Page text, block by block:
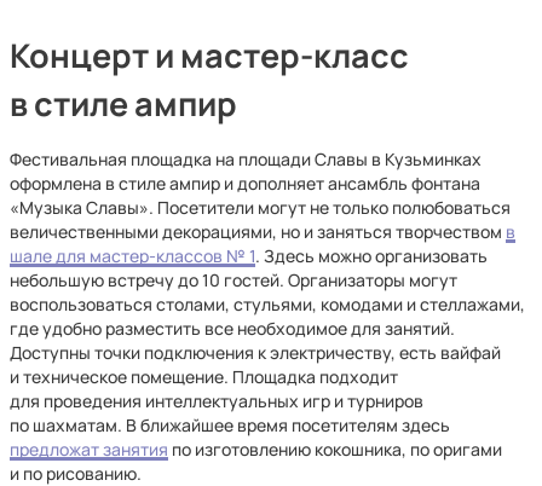
Концерт и мастер-класс
в стиле ампир
Фестивальная площадка на площади Славы в Кузьминках
оформлена в стиле ампир и дополняет ансамбль фонтана
«Музыка Славы». Посетители могут не только полюбоваться
величественными декорациями, но и заняться творчеством в
шале для мастер-классов № 1. Здесь можно организовать
небольшую встречу до 10 гостей. Организаторы могут
воспользоваться столами, стульями, комодами и стеллажами,
где удобно разместить все необходимое для занятий.
Доступны точки подключения к электричеству, есть вайфай
и техническое помещение. Площадка подходит
для проведения интеллектуальных игр и турниров
по шахматам. В ближайшее время посетителям здесь
предложат занятия по изготовлению кокошника, по оригами
и по рисованию.